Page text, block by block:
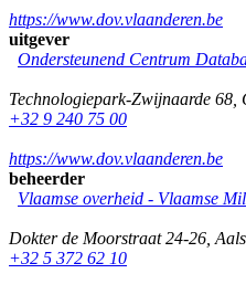
https://www.dov.vlaanderen.be
uitgever
Ondersteunend Centrum
Technologiepark-Zwijnaarde 68
+32 9 240 75 00
https://www.dov.vlaanderen.be
beheerder
Vlaamse overheid - Vlaamse
Dokter de Moorstraat 24-26
+32 5 372 62 10